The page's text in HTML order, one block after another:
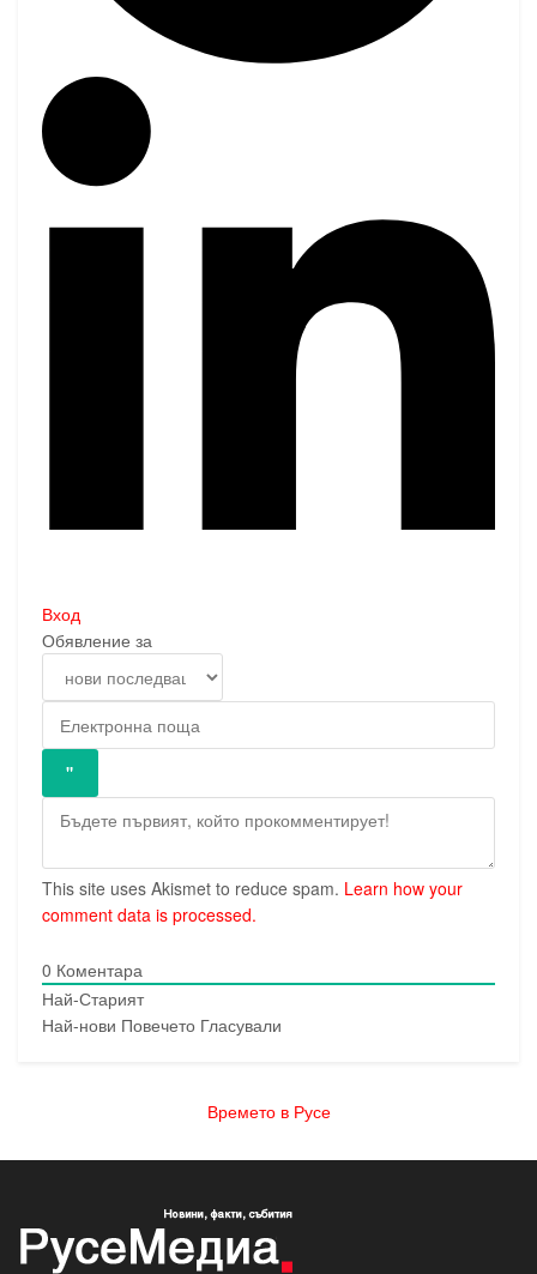
Вход
Обявление за
This site uses Akismet to reduce spam. Learn how your
comment data is processed.
0 Коментара
Най-Старият
Най-нови Повечето Гласували
Времето в Русе